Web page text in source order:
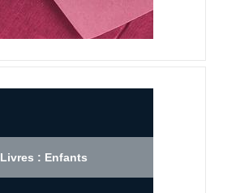
Livres : Enfants